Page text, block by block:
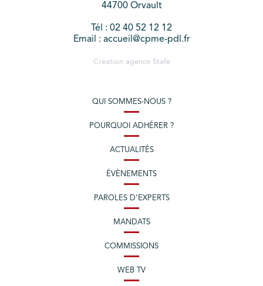
44700 Orvault
Tél : 02 40 52 12 12
Email : accueil@cpme-pdl.fr
Création agence Stafe
QUI SOMMES-NOUS ?
POURQUOI ADHÉRER ?
ACTUALITÉS
ÉVÈNEMENTS
PAROLES D’EXPERTS
MANDATS
COMMISSIONS
WEB TV